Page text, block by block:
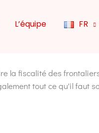
L’équipe FR
la fiscalité des
tout ce qu'il faut